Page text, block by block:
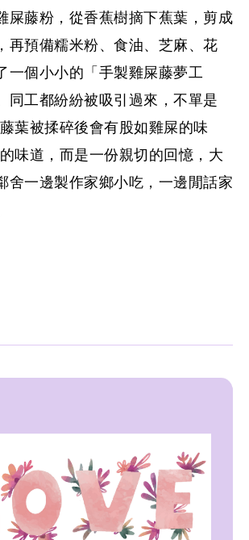
屎藤粉，從香蕉樹摘下蕉葉，剪成
再預備糯米粉、食油、芝麻、花
個小小的「手製雞屎藤夢工
同工都紛紛被吸引過來，不單是
葉被揉碎後會有股如雞屎的味
味道，而是一份親切的回憶，大
舍一邊製作家鄉小吃，一邊閒話家